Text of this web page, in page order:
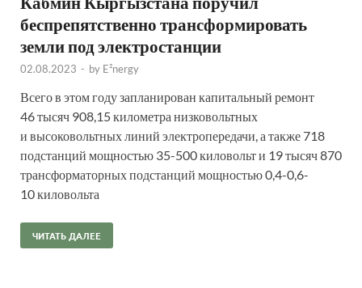
беспрепятственно трансформировать
земли под электростанции
02.08.2023 - by E²nergy
Всего в этом году запланирован капитальный ремонт
46 тысяч 908,15 километра низковольтных
и высоковольтных линий электропередачи, а также 718
подстанций мощностью 35-500 киловольт и 19 тысяч 870
трансформаторных подстанций мощностью 0,4-0,6-
10 киловольта
ЧИТАТЬ ДАЛЕЕ